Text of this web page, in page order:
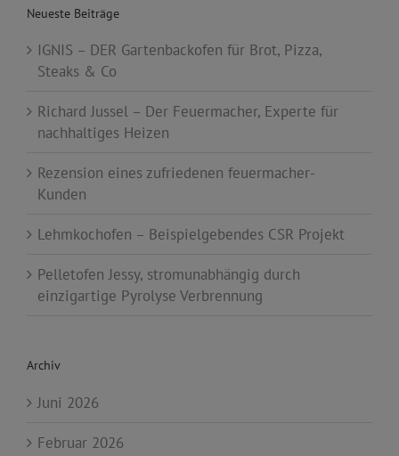
Neueste Beiträge
IGNIS – DER Gartenbackofen für Brot, Pizza,
Steaks & Co
Richard Jussel – Der Feuermacher, Experte für
nachhaltiges Heizen
Rezension eines zufriedenen feuermacher-
Kunden
Lehmkochofen – Beispielgebendes CSR Projekt
Pelletofen Jessy, stromunabhängig durch
einzigartige Pyrolyse Verbrennung
Archiv
Juni 2026
Februar 2026